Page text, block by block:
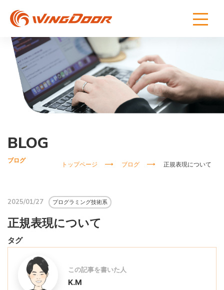
BLOG
ブログ トップページ ブログ 正規表現について
2025/01/27 プログラミング技術系
正規表現について
タグ
この記事を書いた人
K.M